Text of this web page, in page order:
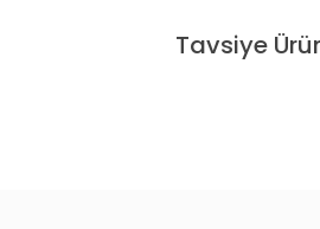
Tavsiye